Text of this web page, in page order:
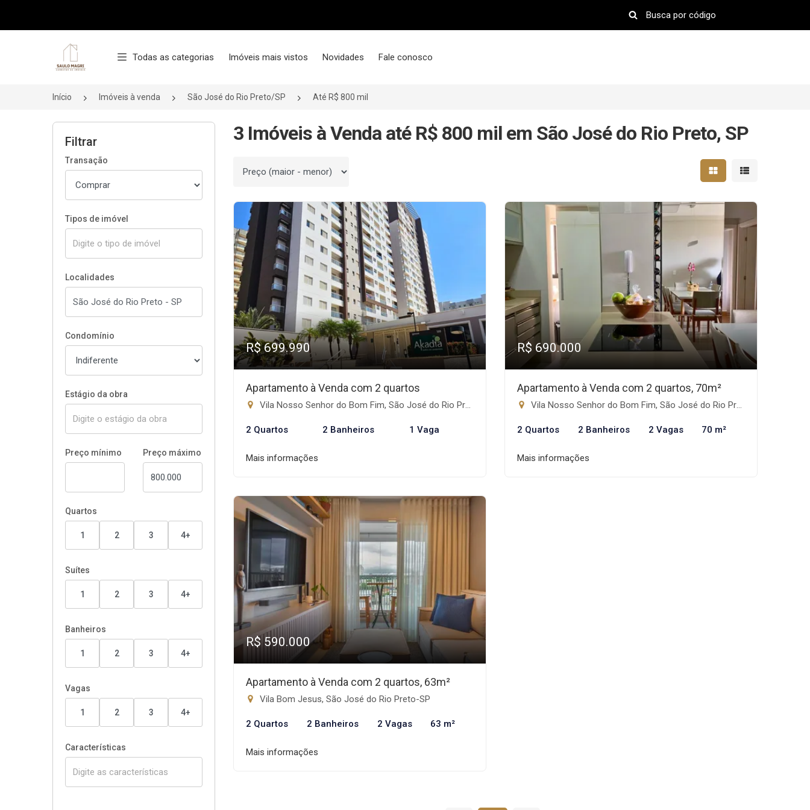
Página inicial
Todas as categorias Imóveis mais vistos Novidades Fale conosco
Início Imóveis à venda São José do Rio Preto/SP Até R$ 800 mil
Filtrar
Transação
Tipos de imóvel
Localidades
Condomínio
Estágio da obra
Preço mínimo Preço máximo
Quartos
1 2 3 4+
Suítes
1 2 3 4+
Banheiros
1 2 3 4+
Vagas
1 2 3 4+
Características
3 Imóveis à Venda até R$ 800 mil em São José do Rio Preto, SP
Ordenar por Mostrar resultados em
Mostrar
R$ 699.990
Apartamento à Venda com 2 quartos
Vila Nosso Senhor do Bom Fim, São José do Rio Preto-SP
2 Quartos 2 Banheiros 1 Vaga
Mais informações
R$ 690.000
Apartamento à Venda com 2 quartos, 70m²
Vila Nosso Senhor do Bom Fim, São José do Rio Preto-SP
2 Quartos 2 Banheiros 2 Vagas 70 m²
Mais informações
R$ 590.000
Apartamento à Venda com 2 quartos, 63m²
Vila Bom Jesus, São José do Rio Preto-SP
2 Quartos 2 Banheiros 2 Vagas 63 m²
Mais informações